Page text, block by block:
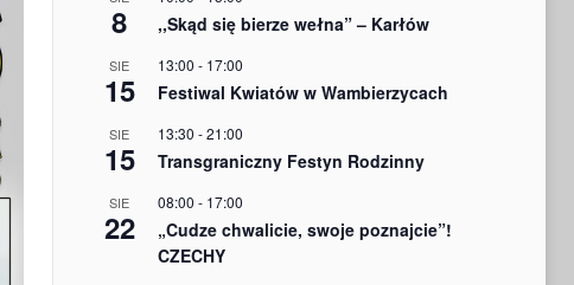
8 ,,Skąd się bierze wełna” – Karłów
SIE
15
13:00 - 17:00
Festiwal Kwiatów w Wambierzycach
SIE
15
13:30 -21:00
Transgraniczny Festyn Rodzinny
SIE
22
08:00 - 17:00
„Cudze chwalicie, swoje poznajcie”!
CZECHY